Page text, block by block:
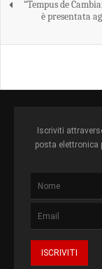
“Tempus de
è presentata
Iscriviti
posta elettronica